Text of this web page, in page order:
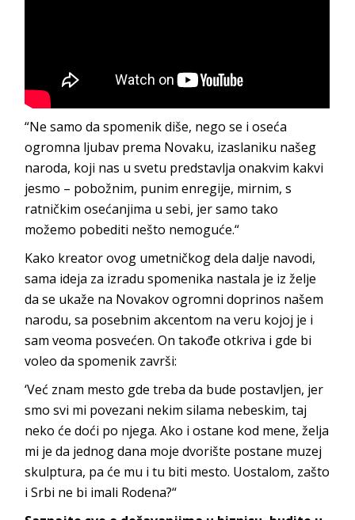
“Ne samo da spomenik diše, nego se i oseća
ogromna ljubav prema Novaku, izaslaniku našeg
naroda, koji nas u svetu predstavlja onakvim kakvi
jesmo – pobožnim, punim enregije, mirnim, s
ratničkim osećanjima u sebi, jer samo tako
možemo pobediti nešto nemoguće.“
Kako kreator ovog umetničkog dela dalje navodi,
sama ideja za izradu spomenika nastala je iz želje
da se ukaže na Novakov ogromni doprinos našem
narodu, sa posebnim akcentom na veru kojoj je i
sam veoma posvećen. On takođe otkriva i gde bi
voleo da spomenik završi:
‘Već znam mesto gde treba da bude postavljen, jer
smo svi mi povezani nekim silama nebeskim, taj
neko će doći po njega. Ako i ostane kod mene, želja
mi je da jednog dana moje dvorište postane muzej
skulptura, pa će mu i tu biti mesto. Uostalom, zašto
i Srbi ne bi imali Rodena?“